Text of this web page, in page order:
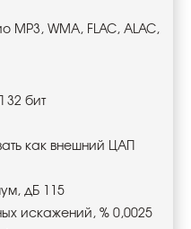
MP3, WMA, FLAC, ALAC,
32 бит
как внешний ЦАП
дБ 115
искажений, % 0,0025